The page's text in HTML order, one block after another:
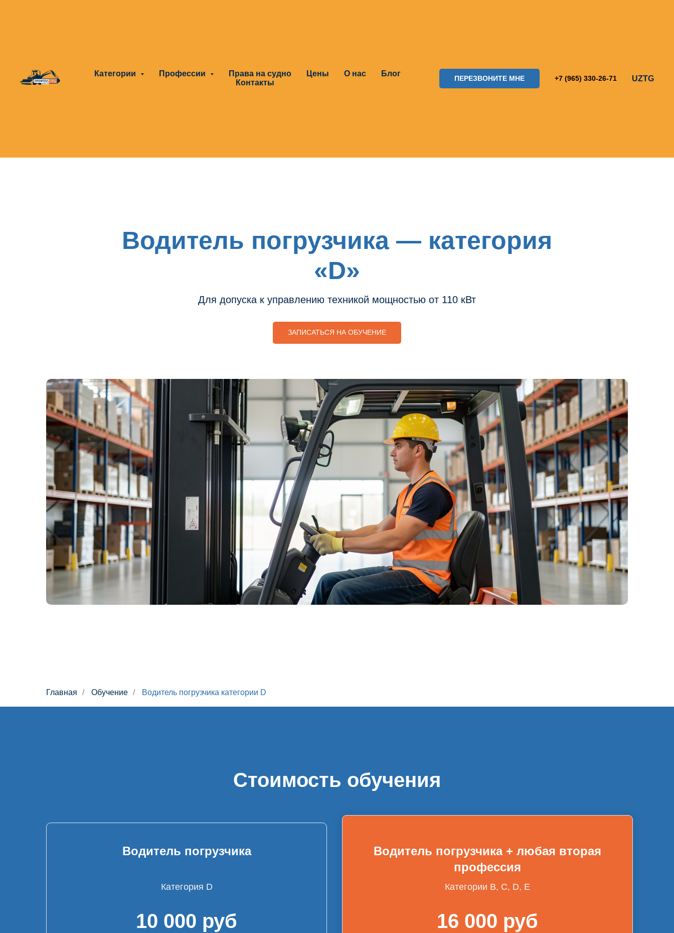
Категории Профессии Права на судно Цены О нас
Блог
Контакты
ПЕРЕЗВОНИТЕ МНЕ +7 (965) 330-26-71 UZTG
Водитель погрузчика — категория
«D»
Для допуска к управлению техникой мощностью от 110 кВт
ЗАПИСАТЬСЯ НА ОБУЧЕНИЕ
Главная / Обучение / Водитель погрузчика категории D
Стоимость обучения
Водитель погрузчика
Категория D
10 000 руб
Водитель погрузчика + любая вторая
профессия
Категории B, С, D, E
16 000 руб